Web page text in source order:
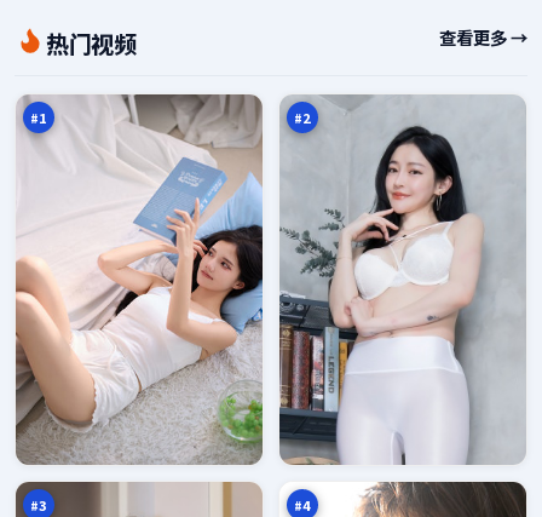
热门视频 查看更多 →
#1
密
默
录
98
#2
本
#3
城
市
剧
场
97
万
#4
弧
特
攻
96
万